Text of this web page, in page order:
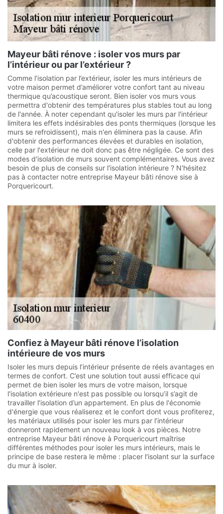
Mayeur bâti rénove : isoler vos murs par
l’intérieur ou par l’extérieur ?
Comme l’isolation par l’extérieur, isoler les murs intérieurs de
votre maison permet d’améliorer votre confort tant au niveau
thermique qu’acoustique seront. Bien isoler vos murs vous
permettra d'obtenir des températures plus stables tout au long
de l'année. À noter cependant qu'isoler les murs par l'intérieur
limitera les effets indésirables des ponts thermiques (lorsque les
murs se refroidissent), mais n'en éliminera pas la cause. Afin
d'obtenir des performances élevées et durables en isolation,
celle par l'extérieur ne doit donc pas être négligée. Ce sont des
modes d'isolation de murs souvent complémentaires. Vous avez
besoin de plus de conseils sur l'isolation intérieure ? N'hésitez
pas à contacter notre entreprise Mayeur bâti rénove sise à
Porquericourt.
Confiez à Mayeur bâti rénove l’isolation
intérieure de vos murs
Isoler les murs depuis l’intérieur présente de réels avantages en
termes de confort. C’est une solution tout aussi efficace qui
permet de bien isoler les murs de votre maison, lorsque
l'isolation extérieure n'est pas possible ou lorsqu’il s’agit de
travailler l’isolation d’un appartement. En plus de l'économie
d'énergie que vous réaliserez et le confort dont vous profiterez,
les matériaux utilisés pour isoler les murs par l’intérieur
donneront rapidement un nouveau look à vos pièces. Notre
entreprise Mayeur bâti rénove à Porquericourt maîtrise
différentes méthodes pour isoler les murs intérieurs, mais le
principe de base restera le même : placer l'isolant sur la surface
du mur à isoler.